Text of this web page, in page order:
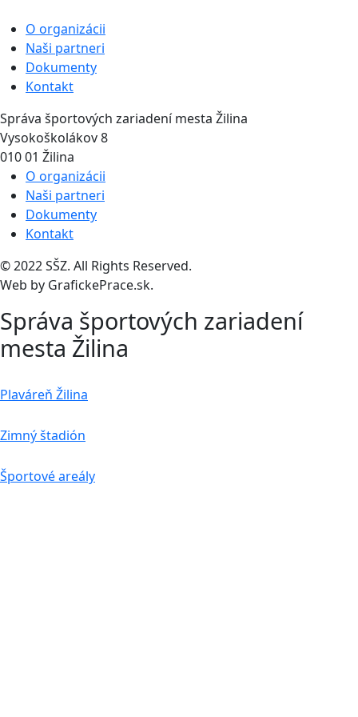
O organizácii
Naši partneri
Dokumenty
Kontakt
Správa športových zariadení mesta Žilina
Vysokoškolákov 8
010 01 Žilina
O organizácii
Naši partneri
Dokumenty
Kontakt
© 2022SŠZ. All Rights Reserved.
Web by GrafickePrace.sk.
Správa športových zariadení
mesta Žilina
Plaváreň Žilina
Zimný štadión
Športové areály